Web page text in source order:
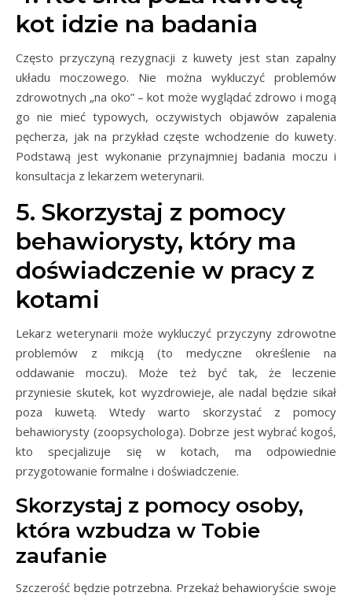
kot idzie na badania
Często przyczyną rezygnacji z kuwety jest stan zapalny
układu moczowego. Nie można wykluczyć problemów
zdrowotnych „na oko” – kot może wyglądać zdrowo i mogą
go nie mieć typowych, oczywistych objawów zapalenia
pęcherza, jak na przykład częste wchodzenie do kuwety.
Podstawą jest wykonanie przynajmniej badania moczu i
konsultacja z lekarzem weterynarii.
5. Skorzystaj z pomocy
behawiorysty, który ma
doświadczenie w pracy z
kotami
Lekarz weterynarii może wykluczyć przyczyny zdrowotne
problemów z mikcją (to medyczne określenie na
oddawanie moczu). Może też być tak, że leczenie
przyniesie skutek, kot wyzdrowieje, ale nadal będzie sikał
poza kuwetą. Wtedy warto skorzystać z pomocy
behawiorysty (zoopsychologa). Dobrze jest wybrać kogoś,
kto specjalizuje się w kotach, ma odpowiednie
przygotowanie formalne i doświadczenie.
Skorzystaj z pomocy osoby,
która wzbudza w Tobie
zaufanie
Szczerość będzie potrzebna. Przekaż behawioryście swoje